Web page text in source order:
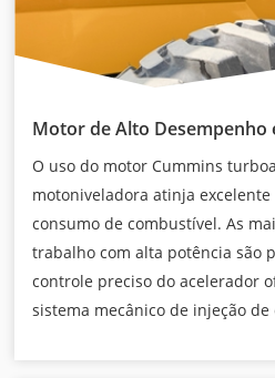
Motor de Alto Desempenho
O uso do motor Cummins
motoniveladora atinja
consumo de combustível. As
trabalho com alta potência são
controle preciso do acelerador
sistema mecânico de injeção